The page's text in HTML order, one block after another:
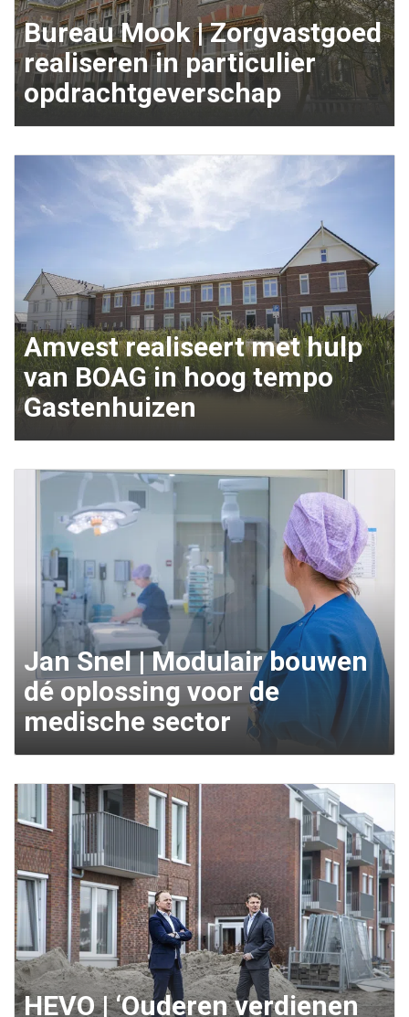
Bureau Mook | Zorgvastgoed
realiseren in particulier
opdrachtgeverschap
Amvest realiseert met hulp
van BOAG in hoog tempo
Gastenhuizen
Jan Snel | Modulair bouwen
dé oplossing voor de
medische sector
HEVO | ‘Ouderen verdienen